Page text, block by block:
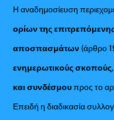
Η αναδημοσίευση
ορίων της
αποσπασμάτων (άρθρο
ενημερωτικούς σκοπούς
και συνδέσμουπρος το
Επειδή η διαδικασία